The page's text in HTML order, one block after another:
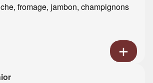
fromage, jambon, champignons